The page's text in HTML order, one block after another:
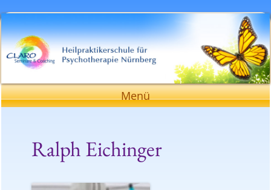
Heilpraktikerschule für Psychotherapie
Nürnberg
Menü Zum
Inhalt
springen
Ralph Eichinger